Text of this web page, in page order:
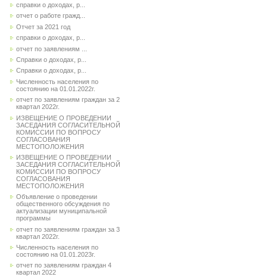
справки о доходах, р...
отчет о работе гражд...
Отчет за 2021 год
справки о доходах, р...
отчет по заявлениям ...
Справки о доходах, р...
Справки о доходах, р...
Численность населения по
состоянию на 01.01.2022г.
отчет по заявлениям граждан за 2
квартал 2022г.
ИЗВЕЩЕНИЕ О ПРОВЕДЕНИИ
ЗАСЕДАНИЯ СОГЛАСИТЕЛЬНОЙ
КОМИССИИ ПО ВОПРОСУ
СОГЛАСОВАНИЯ
МЕСТОПОЛОЖЕНИЯ
ИЗВЕЩЕНИЕ О ПРОВЕДЕНИИ
ЗАСЕДАНИЯ СОГЛАСИТЕЛЬНОЙ
КОМИССИИ ПО ВОПРОСУ
СОГЛАСОВАНИЯ
МЕСТОПОЛОЖЕНИЯ
Объявление о проведении
общественного обсуждения по
актуализации муниципальной
программы
отчет по заявлениям граждан за 3
квартал 2022г.
Численность населения по
состоянию на 01.01.2023г.
отчет по заявлениям граждан 4
квартал 2022